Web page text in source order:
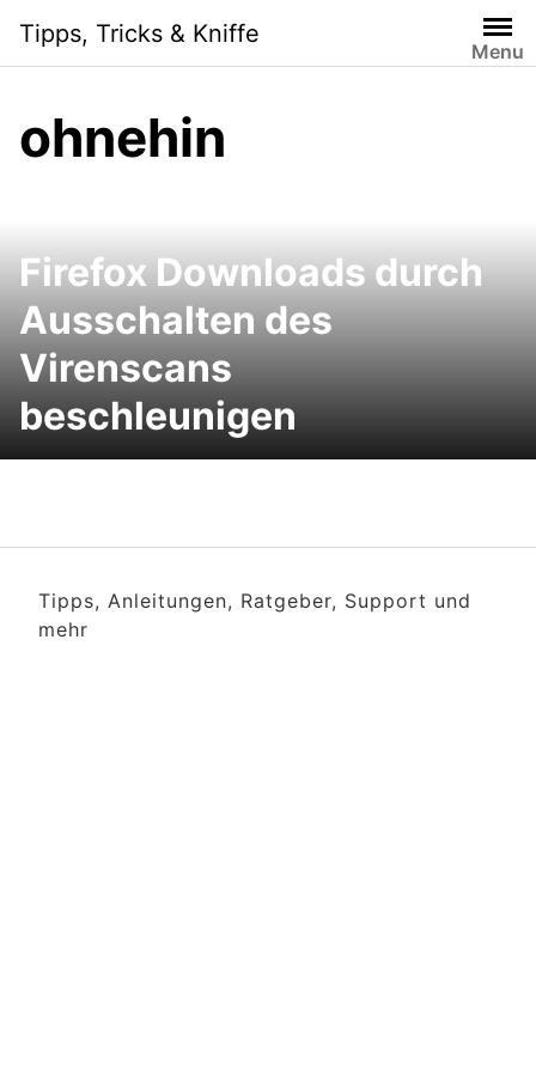
content
Tipps, Tricks & Kniffe
Menu
ohnehin
Firefox Downloads durch
Ausschalten des
Virenscans
beschleunigen
Tipps, Anleitungen, Ratgeber, Support und
mehr